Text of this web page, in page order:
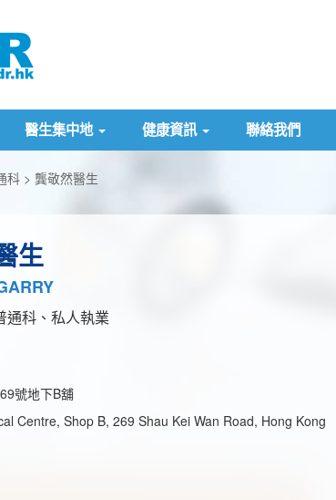
醫生集中地 健康資訊 聯絡我們
科 龔敬然醫生
生
通科、私人執業
號地下B舖
Centre, Shop B, 269 Shau Kei Wan Road, Hong Kong